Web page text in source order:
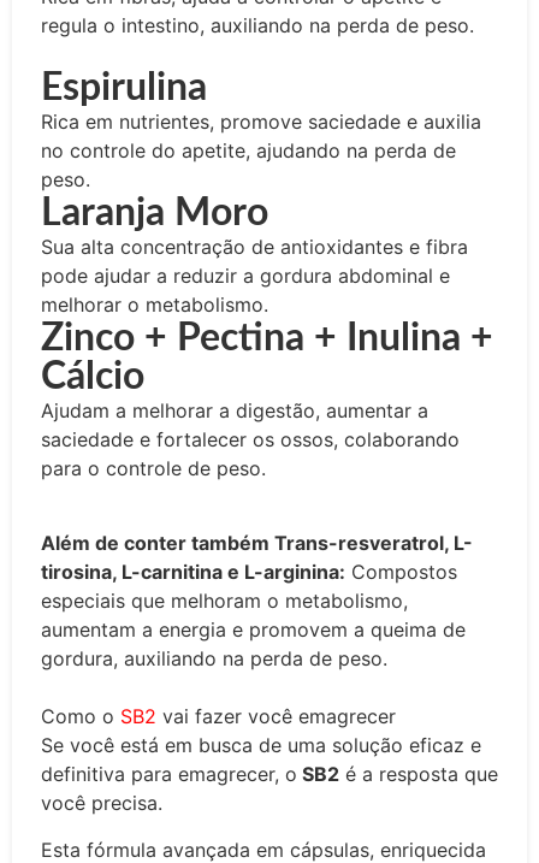
regula o intestino, auxiliando na perda de peso.
Espirulina
Rica em nutrientes, promove saciedade e auxilia
no controle do apetite, ajudando na perda de
peso.
Laranja Moro
Sua alta concentração de antioxidantes e fibra
pode ajudar a reduzir a gordura abdominal e
melhorar o metabolismo.
Zinco + Pectina + Inulina +
Cálcio
Ajudam a melhorar a digestão, aumentar a
saciedade e fortalecer os ossos, colaborando
para o controle de peso.
Além de conter também Trans-resveratrol, L-
tirosina, L-carnitina e L-arginina: Compostos
especiais que melhoram o metabolismo,
aumentam a energia e promovem a queima de
gordura, auxiliando na perda de peso.
Como o SB2 vai fazer você emagrecer
Se você está em busca de uma solução eficaz e
definitiva para emagrecer, o SB2 é a resposta que
você precisa.
Esta fórmula avançada em cápsulas, enriquecida